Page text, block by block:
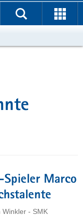
Spieler Marco
Winkler - SMK